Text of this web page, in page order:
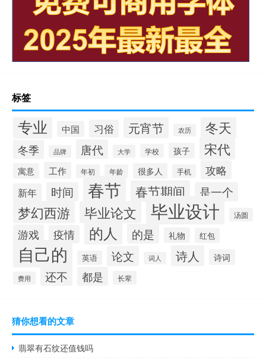
标签
专业 中国 习俗 元宵节 农历 冬天
冬季 品牌 唐代 大学 学校 孩子 宋代
寓意 工作 年初 年龄 很多人 手机 攻略
新年 时间 春节 春节期间 是一个
梦幻西游 毕业论文 毕业设计 汤圆
游戏 疫情 的人 的是 礼物 红包
自己的 英语 论文 词人 诗人 诗词
费用 还不 都是 长辈
猜你想看的文章
翡翠有石纹还值钱吗